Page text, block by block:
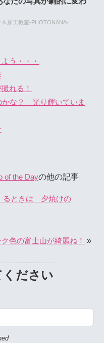
加工教室-PHOTONANA-
う・・・
れる！
かな？ 光り輝いていま
of the Dayの他の記事
るときは 夕焼けの
色の富士山が綺麗ね！ »
ださい